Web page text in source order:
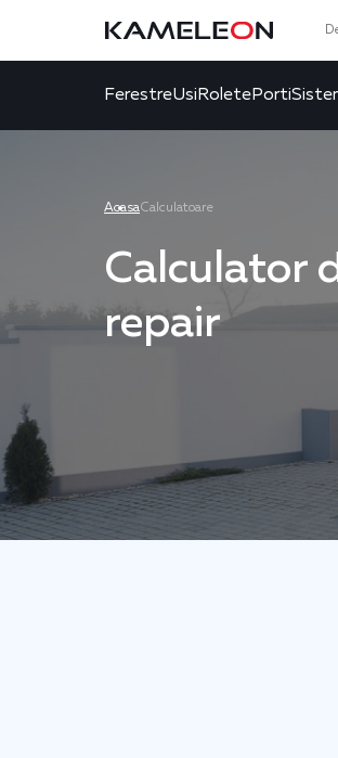
FerestreUsi RoletePorti
AcasaCalculatoare
Calculator
repair